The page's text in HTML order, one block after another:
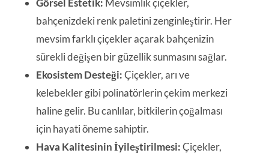
Görsel Estetik: Mevsimlik çiçekler,
bahçenizdeki renk paletini zenginleştirir. Her
mevsim farklı çiçekler açarak bahçenizin
sürekli değişen bir güzellik sunmasını sağlar.
Ekosistem Desteği:Çiçekler, arı ve
kelebekler gibi polinatörlerin çekim merkezi
haline gelir. Bu canlılar, bitkilerin çoğalması
için hayati öneme sahiptir.
Hava Kalitesinin İyileştirilmesi:Çiçekler,